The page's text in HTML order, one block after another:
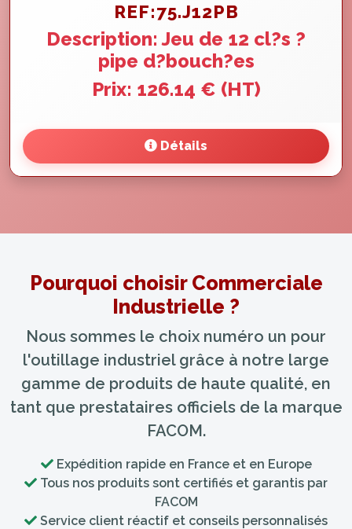
REF:75.J12PB
Description: Jeu de 12 cl?s ?
pipe d?bouch?es
Prix: 126.14 € (HT)
Détails
Pourquoi choisir Commerciale
Industrielle ?
Nous sommes le choix numéro un pour
l'outillage industriel grâce à notre large
gamme de produits de haute qualité, en
tant que prestataires officiels de la marque
FACOM.
Expédition rapide en France et en Europe
Tous nos produits sont certifiés et garantis par
FACOM
Service client réactif et conseils personnalisés